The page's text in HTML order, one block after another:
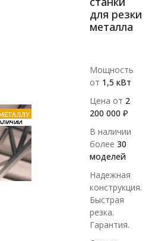
для резки
металла
Мощность
от 1,5 кВт
Цена от 2
200 000 ₽
В наличии
более 30
моделей
Надежная
конструкция.
Быстрая
резка.
Гарантия.